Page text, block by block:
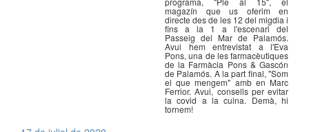
magazín que us oferim en
directe des de les 12 del migdia i
fins a la 1 a l'escenari del
Passeig del Mar de Palamós.
Avui hem entrevistat a l'Eva
Pons, una de les farmacèutiques
de la Farmàcia Pons & Gascón
de Palamós. A la part final, "Som
el que mengem" amb en Marc
Ferrior. Avui, consells per evitar
la covid a la cuina. Demà, hi
tornem!